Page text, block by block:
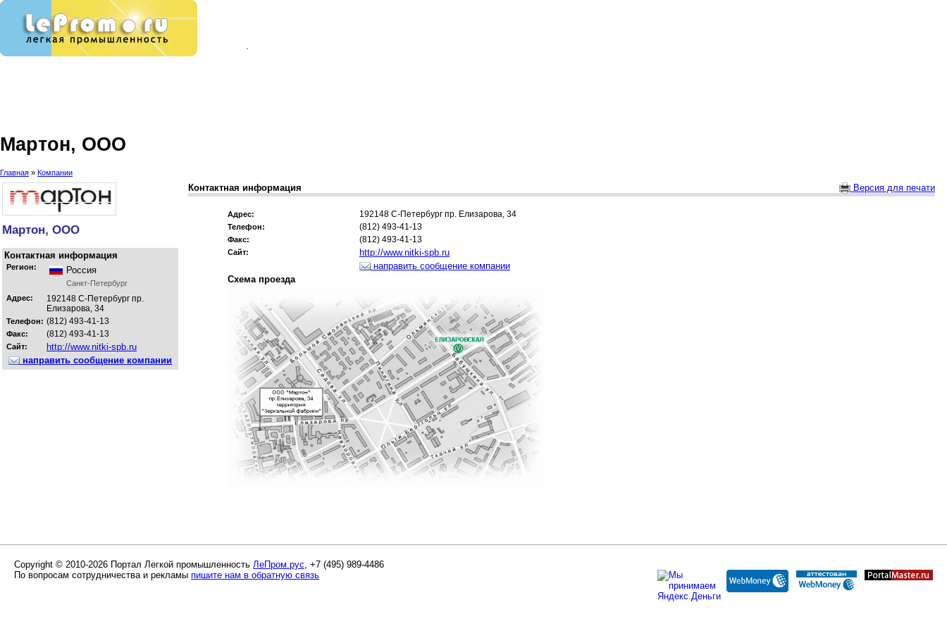
Мартон, ООО
Главная » Компании
Мартон, ООО
Контактная информация
Регион: Россия
Санкт-Петербург
Адрес:
192148 С-Петербург пр.
Елизарова, 34
Телефон: (812) 493-41-13
Факс: (812) 493-41-13
Сайт:
http://www.nitki-spb.ru
направить сообщение компании
Версия для печати
Контактная информация
Адрес: 192148 С-Петербург пр. Елизарова, 34
Телефон: (812) 493-41-13
Факс: (812) 493-41-13
Сайт:
http://www.nitki-spb.ru
направить сообщение компании
Схема проезда
Copyright © 2010-2026 Портал Легкой промышленность ЛеПром.рус , +7 (495) 989-4486
По вопросам сотрудничества и рекламы пишите нам в обратную связь